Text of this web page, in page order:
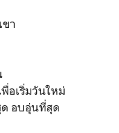
า
พื่อเริ่มวันใหม่
ด อบอุ่นที่สุด